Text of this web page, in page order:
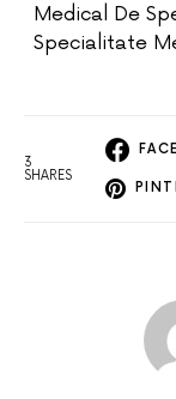
Medical De
Specialitate
3
SHARES